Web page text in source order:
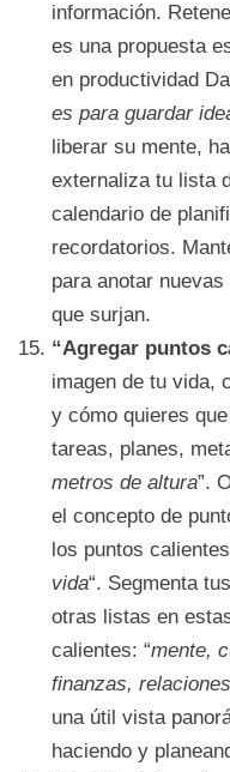
información.
es una propuesta
en productividad
es para guardar
liberar su mente,
externaliza tu lista
calendario de
recordatorios.
para anotar
que surjan.
“Agregar puntos
imagen de tu vida,
y cómo quieres
tareas, planes,
metros de altura”.
el concepto de
los puntos
vida“. Segmenta
otras listas en
calientes: “mente,
finanzas,
una útil vista
haciendo y